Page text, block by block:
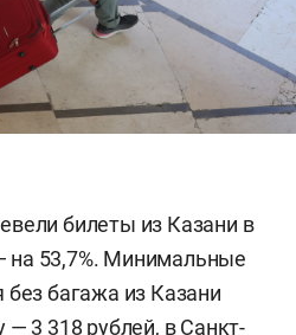
билеты из Казани в
53,7%. Минимальные
багажа из Казани
3 318 рублей, в Санкт-